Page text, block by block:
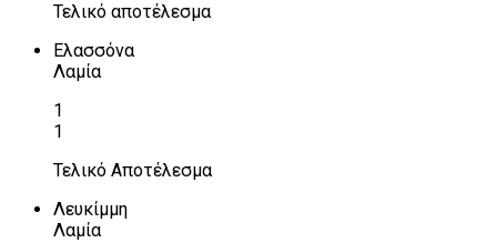
Τελικό αποτέλεσμα
Ελασσόνα
Λαμία
1
1
Τελικό Αποτέλεσμα
Λευκίμμη
Λαμία